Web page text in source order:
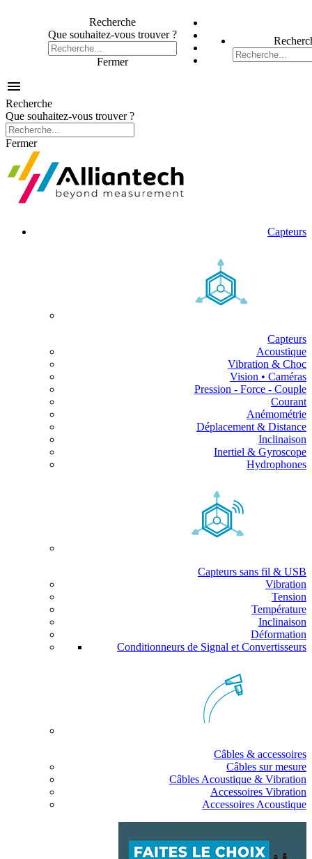
Recherche
Que souhaitez-vous trouver ?
Fermer

Recherche
Que souhaitez-vous trouver ?
Fermer
Capteurs
Capteurs
Acoustique
Vibration & Choc
Vision • Caméras
Pression - Force - Couple
Courant
Anémométrie
Déplacement & Distance
Inclinaison
Inertiel & Gyroscope
Hydrophones
Capteurs sans fil & USB
Vibration
Tension
Température
Inclinaison
Déformation
Conditionneurs de Signal et Convertisseurs
Câbles & accessoires
Câbles sur mesure
Câbles Acoustique & Vibration
Accessoires Vibration
Accessoires Acoustique